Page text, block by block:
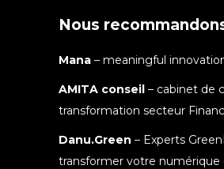
Nous
Mana – meaningful
AMITA conseil – cabinet de
transformation secteur
Danu.Green – Experts
transformer votre numérique